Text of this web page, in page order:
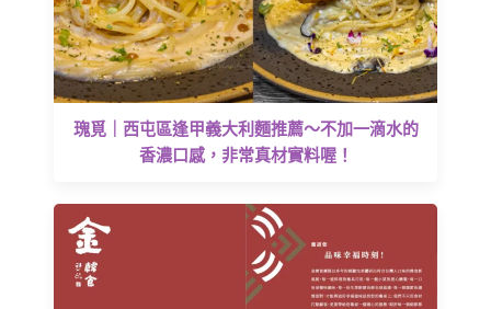
瑰覓｜西屯區逢甲義大利麵推薦～不加一滴水的
香濃口感，非常真材實料喔！